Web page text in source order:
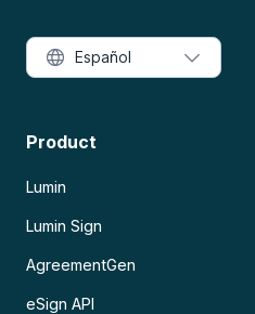
Product
Lumin
Lumin Sign
AgreementGen
eSign API
Español